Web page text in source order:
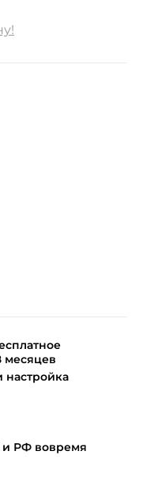
месяцев
настройка
и РФ вовремя